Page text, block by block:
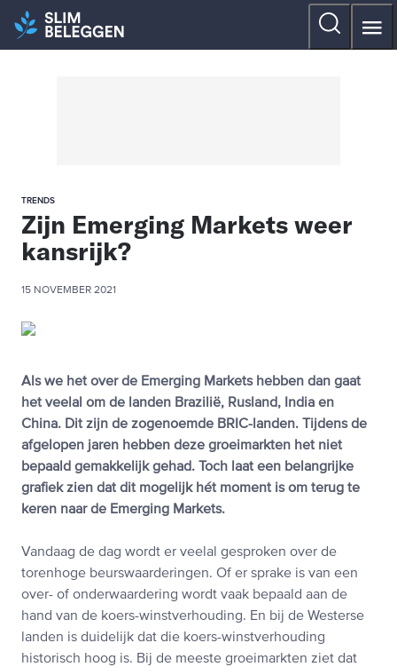
TRENDS
Zijn Emerging Markets weer
kansrijk?
15 NOVEMBER 2021
Als we het over de Emerging Markets hebben dan gaat
het veelal om de landen Brazilië, Rusland, India en
China. Dit zijn de zogenoemde BRIC-landen. Tijdens de
afgelopen jaren hebben deze groeimarkten het niet
bepaald gemakkelijk gehad. Toch laat een belangrijke
grafiek zien dat dit mogelijk hét moment is om terug te
keren naar de Emerging Markets.
Vandaag de dag wordt er veelal gesproken over de
torenhoge beurswaarderingen. Of er sprake is van een
over- of onderwaardering wordt vaak bepaald aan de
hand van de koers-winstverhouding. En bij de Westerse
landen is duidelijk dat die koers-winstverhouding
historisch hoog is. Bij de meeste groeimarkten ziet dat